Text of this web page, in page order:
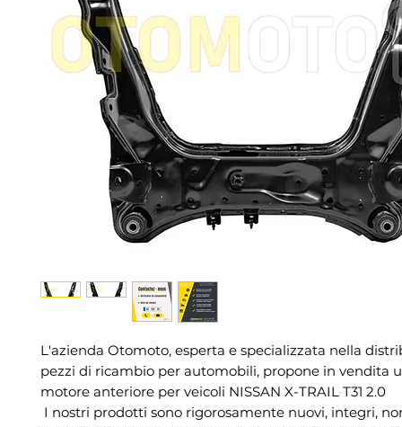
L'azienda Otomoto, esperta e specializzata nella
pezzi di ricambio per automobili, propone in vendita
motore anteriore per veicoli NISSAN X-TRAIL T31 2.0